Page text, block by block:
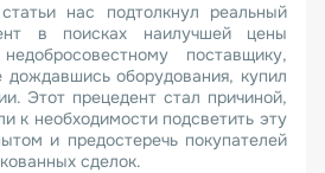
нас подтолкнул реальный
в поисках наилучшей цены
поставщику,
дождавшись оборудования, купил
Этот прецедент стал причиной,
к необходимости подсветить эту
и предостеречь покупателей
сделок.